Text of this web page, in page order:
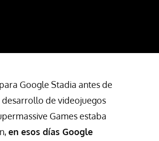
Google Stadia antes de
desarrollo de videojuegos
Games estaba
en esos días Google